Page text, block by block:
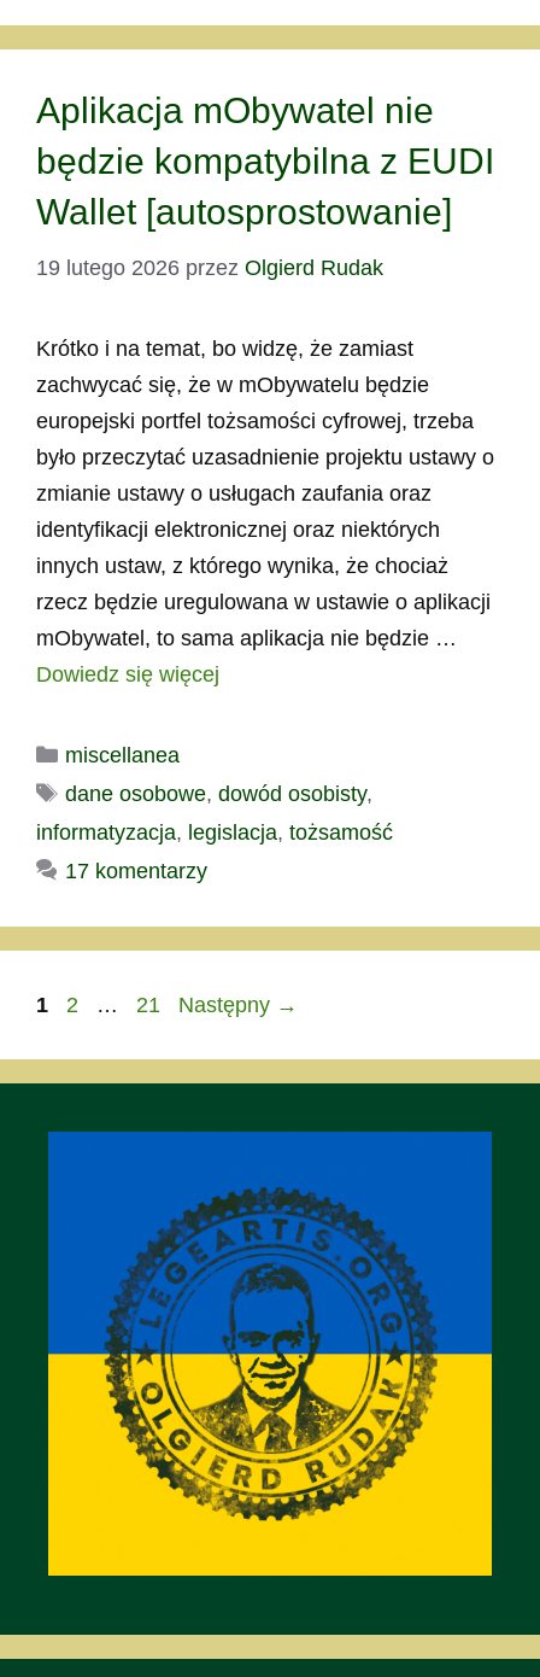
Aplikacja mObywatel nie
będzie kompatybilna z EUDI
Wallet [autosprostowanie]
19 lutego 2026 przez Olgierd Rudak
Krótko i na temat, bo widzę, że zamiast
zachwycać się, że w mObywatelu będzie
europejski portfel tożsamości cyfrowej, trzeba
było przeczytać uzasadnienie projektu ustawy o
zmianie ustawy o usługach zaufania oraz
identyfikacji elektronicznej oraz niektórych
innych ustaw, z którego wynika, że chociaż
rzecz będzie uregulowana w ustawie o aplikacji
mObywatel, to sama aplikacja nie będzie …
Dowiedz się więcej
Kategorie
miscellanea
Tagi
dane osobowe, dowód osobisty,
informatyzacja, legislacja, tożsamość
17 komentarzy
Strona
1 Strona
2 … Strona
21 Następny →